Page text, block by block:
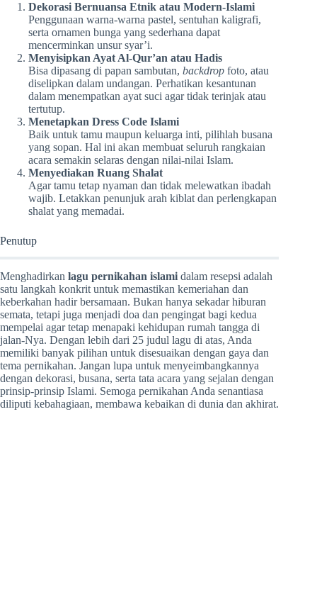
Dekorasi Bernuansa Etnik atau Modern-Islami
Penggunaan warna-warna pastel, sentuhan kaligrafi,
serta ornamen bunga yang sederhana dapat
mencerminkan unsur syar’i.
Menyisipkan Ayat Al-Qur’an atau Hadis
Bisa dipasang di papan sambutan, backdrop foto, atau
diselipkan dalam undangan. Perhatikan kesantunan
dalam menempatkan ayat suci agar tidak terinjak atau
tertutup.
Menetapkan Dress Code Islami
Baik untuk tamu maupun keluarga inti, pilihlah busana
yang sopan. Hal ini akan membuat seluruh rangkaian
acara semakin selaras dengan nilai-nilai Islam.
Menyediakan Ruang Shalat
Agar tamu tetap nyaman dan tidak melewatkan ibadah
wajib. Letakkan penunjuk arah kiblat dan perlengkapan
shalat yang memadai.
Penutup
Menghadirkan lagu pernikahan islami dalam resepsi adalah
satu langkah konkrit untuk memastikan kemeriahan dan
keberkahan hadir bersamaan. Bukan hanya sekadar hiburan
semata, tetapi juga menjadi doa dan pengingat bagi kedua
mempelai agar tetap menapaki kehidupan rumah tangga di
jalan-Nya. Dengan lebih dari 25 judul lagu di atas, Anda
memiliki banyak pilihan untuk disesuaikan dengan gaya dan
tema pernikahan. Jangan lupa untuk menyeimbangkannya
dengan dekorasi, busana, serta tata acara yang sejalan dengan
prinsip-prinsip Islami. Semoga pernikahan Anda senantiasa
diliputi kebahagiaan, membawa kebaikan di dunia dan akhirat.